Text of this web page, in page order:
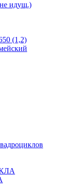
идущ.)
(1,2)